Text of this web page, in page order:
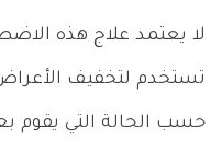
لا يعتمد علاج هذه
تستخدم لتخفيف
حسب الحالة التي يقوم